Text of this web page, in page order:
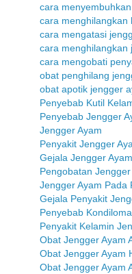
cara
cara menghilangkan
cara mengatasi
cara menghilangkan
cara mengobati
obat penghilang
obat apotik jengger
Penyebab Kutil
Penyebab Jengger
Jengger Ayam
Penyakit Jengger
Gejala Jengger Ayam
Pengobatan Jengger
Jengger Ayam Pada
Gejala Penyakit
Penyebab Kondiloma
Penyakit Kelamin
Obat Jengger Ayam
Obat Jengger Ayam
Obat Jengger Ayam